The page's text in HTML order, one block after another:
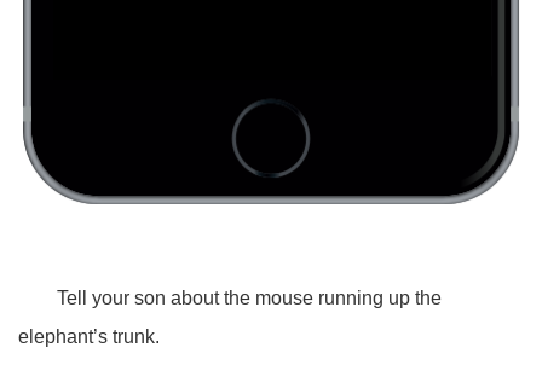
Tell your son about the mouse running up the
elephant’s trunk.